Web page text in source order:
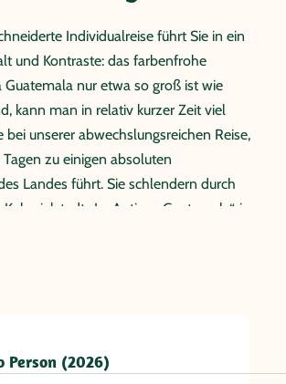
Individualreise führt Sie in ein
und Kontraste: das farbenfrohe
Guatemala nur etwa so groß ist wie
kann man in relativ kurzer Zeit viel
bei unserer abwechslungsreichen Reise,
zu einigen absoluten
Landes führt. Sie schlendern durch
„La Antigua Guatemala“, in
aus Naturschönheit und
Person (2026)